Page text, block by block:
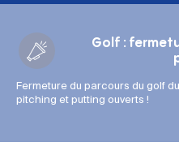
Golf :
Fermeture du parcours du golf
pitching et putting ouverts !
Gestion des couleurs :
Police adaptée
Cookies management panel